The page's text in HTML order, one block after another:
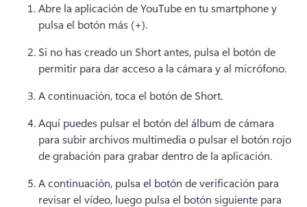
Abre la aplicación de YouTube en tu smartphone y
pulsa el botón más (+).
Si no has creado un Short antes, pulsa el botón de
permitir para dar acceso a la cámara y al micrófono.
A continuación, toca el botón de Short.
Aquí puedes pulsar el botón del álbum de cámara
para subir archivos multimedia o pulsar el botón rojo
de grabación para grabar dentro de la aplicación.
A continuación, pulsa el botón de verificación para
revisar el vídeo, luego pulsa el botón siguiente para